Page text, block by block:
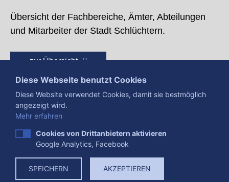
Übersicht der Fachbereiche, Ämter, Abteilungen
und Mitarbeiter der Stadt Schlüchtern.
zur Übersicht
Presse Impressum
Datenschutzerklärung
Datenverarbeitung
Cookies
Diese Webseite benutzt Cookies
Diese Website verwendet Cookies, damit sie bestmöglich
angezeigt wird.
Mehr erfahren
Cookies von Drittanbietern aktivieren
Google Analytics, Facebook
SPEICHERN AKZEPTIEREN